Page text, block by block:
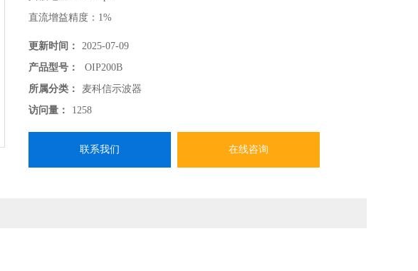
直流增益精度：1%
共模抑制比：高达180dB
基于SigOFIT™ 技术的光隔离探头，拥有的共模抑制比和隔离电压，在其带宽
范围内洞见信号的全部真相，
是判定其他 电压探头所测信号真实性的裁判。
更新时间：
2025-07-09
产品型号：
OIP200B
所属分类：
麦科信示波器
访问量：
1258
联系我们 在线咨询